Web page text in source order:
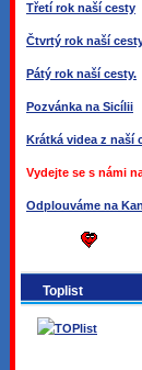
Třetí rok naší cesty
Čtvrtý rok naší
Pátý rok naší cesty.
Pozvánka na Sicílii
Krátká videa z naší
Vydejte se s námi
Odplouváme na
Toplist